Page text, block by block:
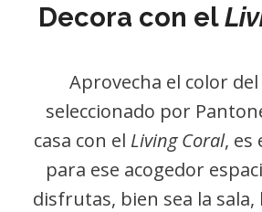
Decora con el
Aprovecha el color
seleccionado por
casa con el Living Coral, es
para ese acogedor
disfrutas, bien sea la sala,